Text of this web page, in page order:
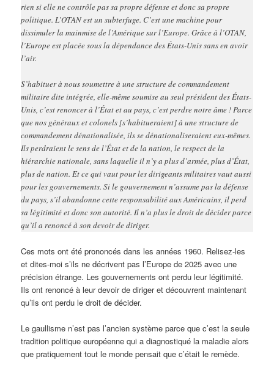
rien si elle ne contrôle pas sa propre défense et donc sa propre
politique. L’OTAN est un subterfuge. C’est une machine pour
dissimuler la mainmise de l’Amérique sur l’Europe. Grâce à l’OTAN,
l’Europe est placée sous la dépendance des États-Unis sans en avoir
l’air.
S’habituer à nous soumettre à une structure de commandement
militaire dite intégrée, elle-même soumise au seul président des États-
Unis, c’est renoncer à l’État et au pays, c’est perdre notre âme ! Parce
que nos généraux et colonels [s’habitueraient] à une structure de
commandement dénationalisée, ils se dénationaliseraient eux-mêmes.
Ils perdraient le sens de l’État et de la nation, le respect de la
hiérarchie nationale, sans laquelle il n’y a plus d’armée, plus d’État,
plus de nation. Et ce qui vaut pour les dirigeants militaires vaut aussi
pour les gouvernements. Si le gouvernement n’assume pas la défense
du pays, s’il abandonne cette responsabilité aux Américains, il perd
sa légitimité et donc son autorité. Il n’a plus le droit de décider parce
qu’il a renoncé à son devoir de diriger.
Ces mots ont été prononcés dans les années 1960. Relisez-les
et dites-moi s’ils ne décrivent pas l’Europe de 2025 avec une
précision étrange. Les gouvernements ont perdu leur légitimité.
Ils ont renoncé à leur devoir de diriger et découvrent maintenant
qu’ils ont perdu le droit de décider.
Le gaullisme n’est pas l’ancien système parce que c’est la seule
tradition politique européenne qui a diagnostiqué la maladie alors
que pratiquement tout le monde pensait que c’était le remède.